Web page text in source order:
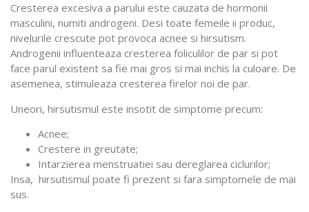
Cresterea excesiva a parului este cauzata de hormonii
masculini, numiti androgeni. Desi toate femeile ii produc,
nivelurile crescute pot provoca acnee si hirsutism.
Androgenii influenteaza cresterea foliculilor de par si pot
face parul existent sa fie mai gros si mai inchis la culoare. De
asemenea, stimuleaza cresterea firelor noi de par.
Uneori, hirsutismul este insotit de simptome precum:
Acnee;
Crestere in greutate;
Intarzierea menstruatiei sau dereglarea ciclurilor;
Insa, hirsutismul poate fi prezent si fara simptomele de mai
sus.